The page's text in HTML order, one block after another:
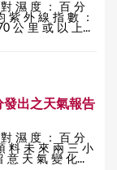
濕 度 ： 百 分
紫 外 線 指 數 ：
公 里 或 以 上...
出之天氣報告
濕 度 ： 百 分
料 未 來 兩 三 小
意 天 氣 變 化...